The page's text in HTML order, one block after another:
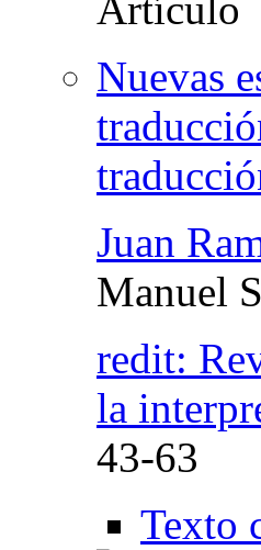
Nuevas
Juan
Manuel
redit:
la
43-63
Texto